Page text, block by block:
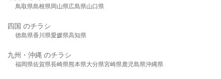
鳥取県島根県岡山県広島県山口県
四国 のチラシ
徳島県香川県愛媛県高知県
九州・沖縄 のチラシ
福岡県佐賀県長崎県熊本県大分県宮崎県鹿児島県沖縄県